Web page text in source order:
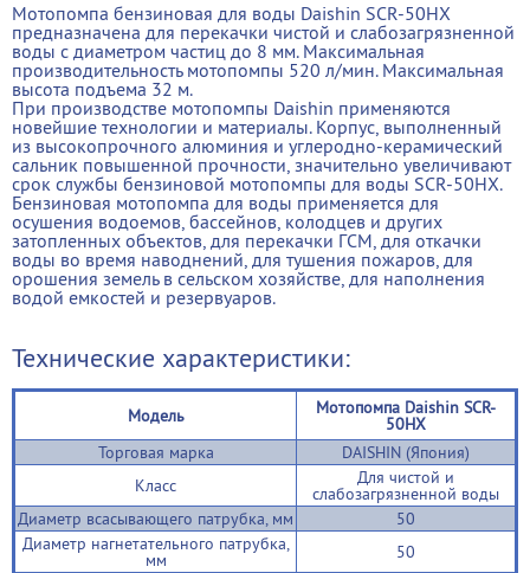
Мотопомпа бензиновая для воды Daishin SCR-50HX
предназначена для перекачки чистой и слабозагрязненной
воды с диаметром частиц до 8 мм. Максимальная
производительность мотопомпы 520 л/мин. Максимальная
высота подъема 32 м.
При производстве мотопомпы Daishin применяются
новейшие технологии и материалы. Корпус, выполненный
из высокопрочного алюминия и углеродно-керамический
сальник повышенной прочности, значительно увеличивают
срок службы бензиновой мотопомпы для воды SCR-50HX.
Бензиновая мотопомпа для воды применяется для
осушения водоемов, бассейнов, колодцев и других
затопленных объектов, для перекачки ГСМ, для откачки
воды во время наводнений, для тушения пожаров, для
орошения земель в сельском хозяйстве, для наполнения
водой емкостей и резервуаров.
Технические характеристики:
Модель Мотопомпа Daishin SCR-
50HX
Торговая марка
DAISHIN (Япония)
Класс
Для чистой и
слабозагрязненной воды
Диаметр всасывающего патрубка, мм
50
Диаметр нагнетательного патрубка,
мм
50